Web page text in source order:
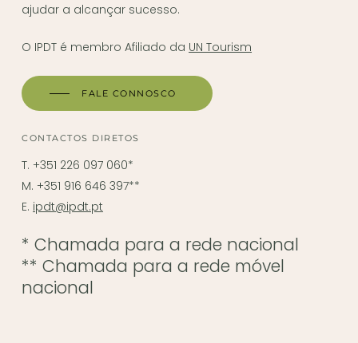
ajudar a alcançar sucesso.
O IPDT é membro Afiliado da UN Tourism
FALE CONNOSCO
CONTACTOS DIRETOS
T. +351 226 097 060*
M. +351 916 646 397**
E. ipdt@ipdt.pt
* Chamada para a rede nacional
** Chamada para a rede móvel
nacional